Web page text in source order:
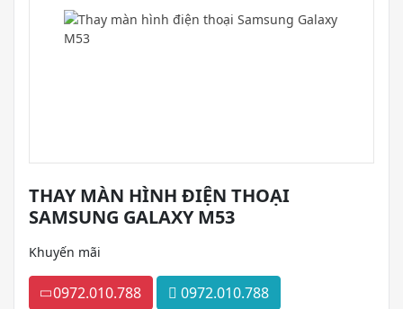
THAY MÀN HÌNH ĐIỆN THOẠI
SAMSUNG GALAXY M53
Khuyến mãi
0972.010.788 0972.010.788